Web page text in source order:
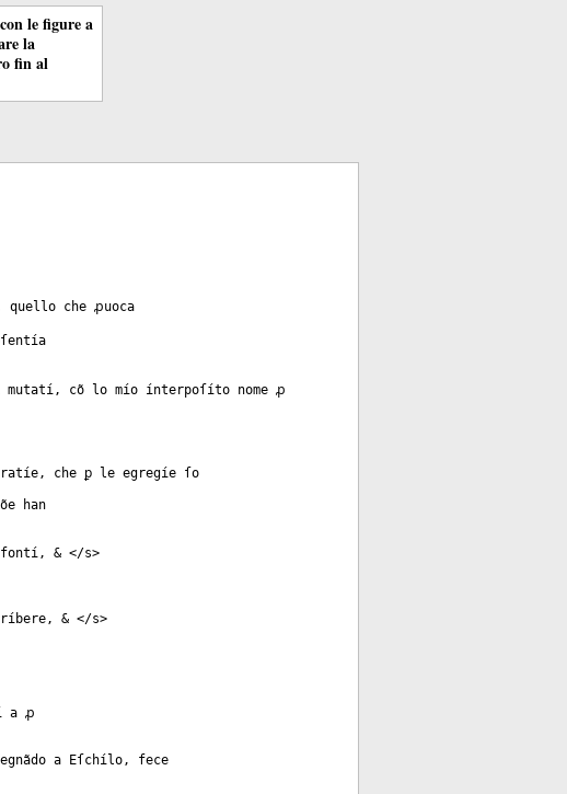
le figure a
la
fin al
quello che ꝓuoca
cõ lo mío ínterpoſíto nome ꝓ
che ꝑ le egregíe ſo
han
fontí, & </s>
& </s>
a ꝓ
a Eſchílo, fece